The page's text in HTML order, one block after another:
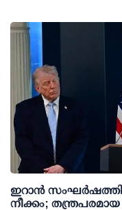
ഇറാന്‍
നീക്കം;